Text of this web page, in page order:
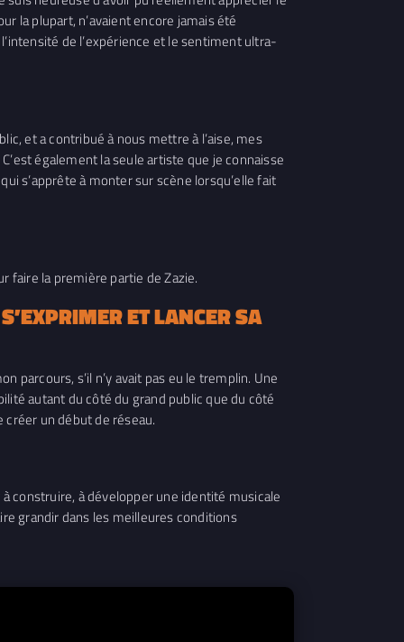
la plupart, n’avaient encore jamais été
de l’expérience et le sentiment ultra-
et a contribué à nous mettre à l’aise, mes
également la seule artiste que je connaisse
s’apprête à monter sur scène lorsqu’elle fait
faire la première partie de Zazie.
ET LANCER SA
parcours, s’il n’y avait pas eu le tremplin. Une
autant du côté du grand public que du côté
un début de réseau.
construire, à développer une identité musicale
grandir dans les meilleures conditions